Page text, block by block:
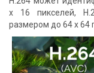
x 16 пикселей,
размером до 64 x 64